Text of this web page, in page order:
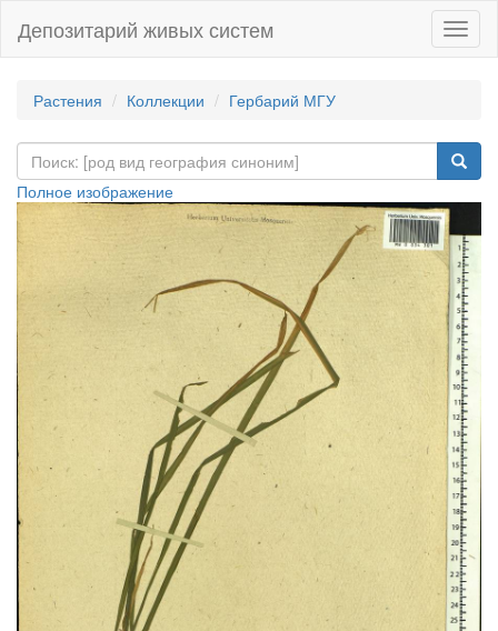
Депозитарий живых систем
Растения Коллекции Гербарий МГУ
Полное изображение